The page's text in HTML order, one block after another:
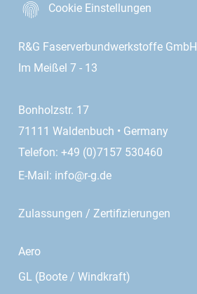
Cookie Einstellungen
R&G Faserverbundwerkstoffe GmbH
Im Meißel 7 - 13
Bonholzstr. 17
71111 Waldenbuch • Germany
Telefon: +49 (0)7157 530460
E-Mail: info@r-g.de
Zulassungen / Zertifizierungen
Aero
GL (Boote / Windkraft)